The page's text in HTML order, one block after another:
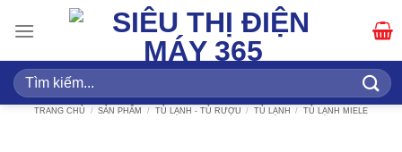
qua
dung
Tìm
kiếm:
TRANG CHỦ / SẢN PHẨM / TỦ LẠNH - TỦ RƯỢU / TỦ LẠNH / TỦ LẠNH MIELE